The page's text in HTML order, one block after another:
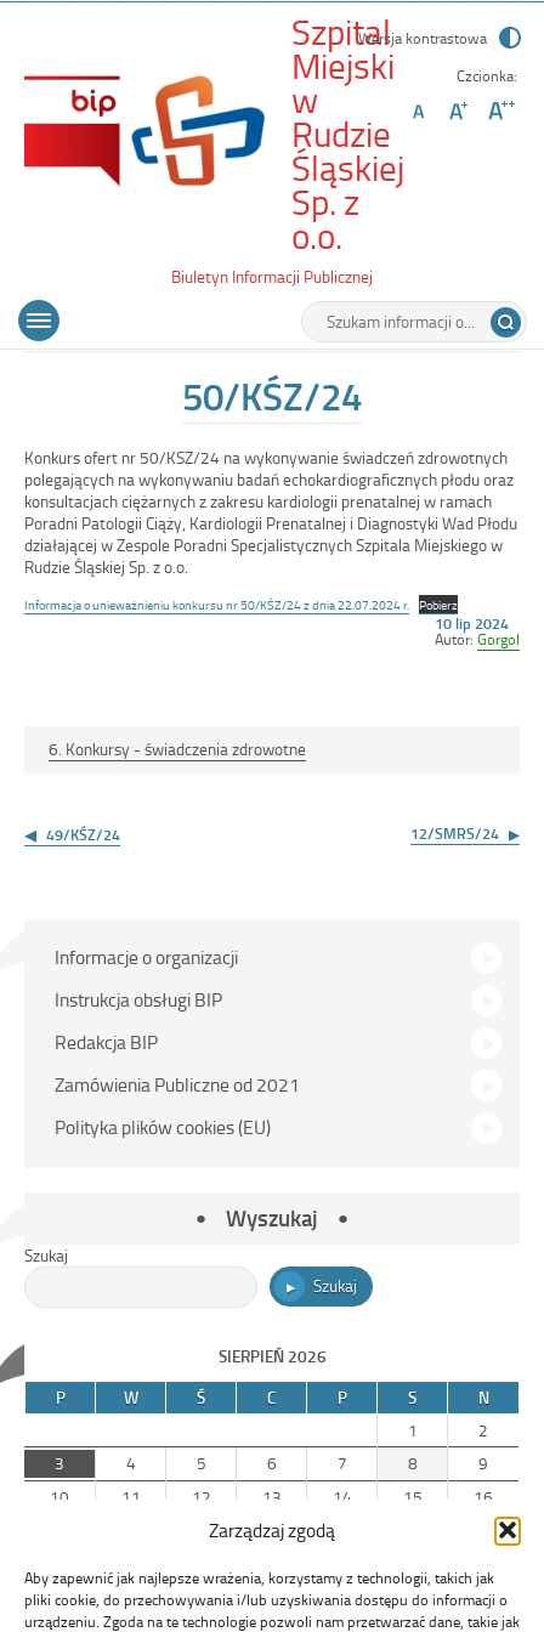
Zarządzaj zgodą
Aby zapewnić jak najlepsze wrażenia, korzystamy z technologii, takich jak
pliki cookie, do przechowywania i/lub uzyskiwania dostępu do informacji o
urządzeniu. Zgoda na te technologie pozwoli nam przetwarzać dane, takie jak
Szpital
Miejski
w
Rudzie
Śląskiej
Sp. z
o.o.
50/KŚZ/24
Biuletyn Informacji Publicznej
Wersja kontrastowa
Czcionka:
Wyszukiwarka
Tutaj
wpisz
Menu
główne
Otwórz
50/KŚZ/24
Konkurs ofert nr 50/KSZ/24 na wykonywanie świadczeń zdrowotnych
polegających na wykonywaniu badań echokardiograficznych płodu oraz
konsultacjach ciężarnych z zakresu kardiologii prenatalnej w ramach
Poradni Patologii Ciąży, Kardiologii Prenatalnej i Diagnostyki Wad Płodu
działającej w Zespole Poradni Specjalistycznych Szpitala Miejskiego w
Rudzie Śląskiej Sp. z o.o.
Informacja o unieważnieniu konkursu nr 50/KŚZ/24 z dnia 22.07.2024 r. Pobierz
Opublikowano
w
10 lip 2024
Autor: Gorgol
6. Konkursy - świadczenia zdrowotne
wpisu
49/KŚZ/24 12/SMRS/24
Menu
główne
Informacje o organizacji
Instrukcja obsługi BIP
Redakcja BIP
Zamówienia Publiczne od 2021
Polityka plików cookies (EU)
Wyszukaj
Szukaj
Szukaj
SIERPIEŃ 2026
P
W Ś C P S
N
1
2
3
4 5 6 7 8
9
10
11 12 13 14 15
16
19 20 21
31